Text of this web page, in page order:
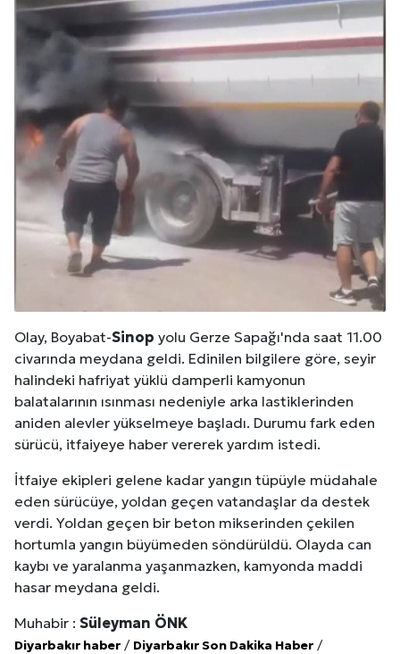
Olay, Boyabat-Sinop yolu Gerze Sapağı'nda saat 11.00
civarında meydana geldi. Edinilen bilgilere göre, seyir
halindeki hafriyat yüklü damperli kamyonun
balatalarının ısınması nedeniyle arka lastiklerinden
aniden alevler yükselmeye başladı. Durumu fark eden
sürücü, itfaiyeye haber vererek yardım istedi.
İtfaiye ekipleri gelene kadar yangın tüpüyle müdahale
eden sürücüye, yoldan geçen vatandaşlar da destek
verdi. Yoldan geçen bir beton mikserinden çekilen
hortumla yangın büyümeden söndürüldü. Olayda can
kaybı ve yaralanma yaşanmazken, kamyonda maddi
hasar meydana geldi.
Muhabir : Süleyman ÖNK
Diyarbakır haber / Diyarbakır Son Dakika Haber /